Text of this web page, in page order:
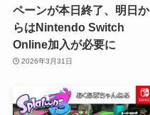
ペーンが本日終了、明日か
らはNintendo Switch
Online加入が必要に
2026年3月31日